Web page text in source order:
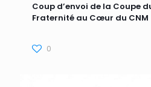
Coup d’envoi de la Coupe
Fraternité au Cœur du CNM
0